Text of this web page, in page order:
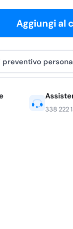
Aggiungi al
preventivo
338 222